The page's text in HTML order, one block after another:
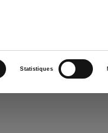
Statistiques